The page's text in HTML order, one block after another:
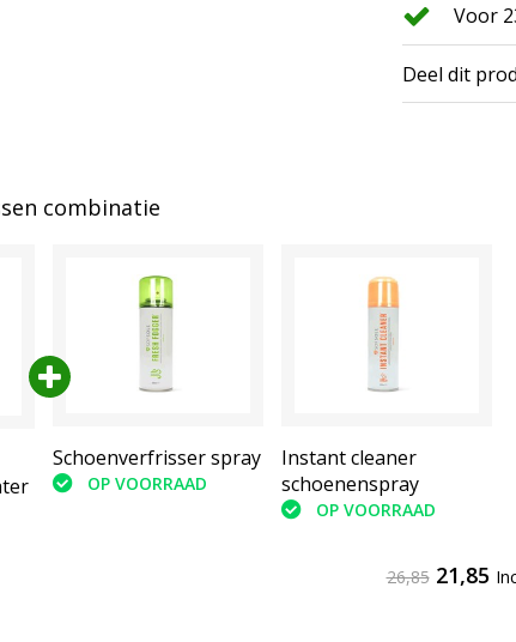
Voor
Deel dit
combinatie
Schoenverfrisser spray
OP VOORRAAD
Instant cleaner
schoenenspray
OP VOORRAAD
26,85 21,85